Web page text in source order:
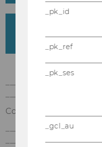
Development
Coffee Break
__________
_pk_id
_pk_ref
_pk_ses
_gcl_au